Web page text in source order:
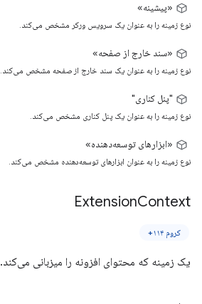
«پیشینه»
نوع زمینه را به عنوان یک سرویس ورکر مشخص می‌کند.
«سند خارج از صفحه»
نوع زمینه را به عنوان یک سند خارج از صفحه مشخص می‌کند.
"پنل کناری"
نوع زمینه را به عنوان یک پنل کناری مشخص می‌کند.
«ابزارهای توسعه‌دهنده»
نوع زمینه را به عنوان ابزارهای توسعه‌دهنده مشخص می‌کند.
ExtensionContext
کروم ۱۱۴+
یک زمینه که محتوای افزونه را میزبانی می‌کند.